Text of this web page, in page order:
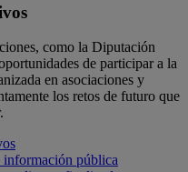
como la Diputación
de participar a la
en asociaciones y
los retos de futuro que
información pública